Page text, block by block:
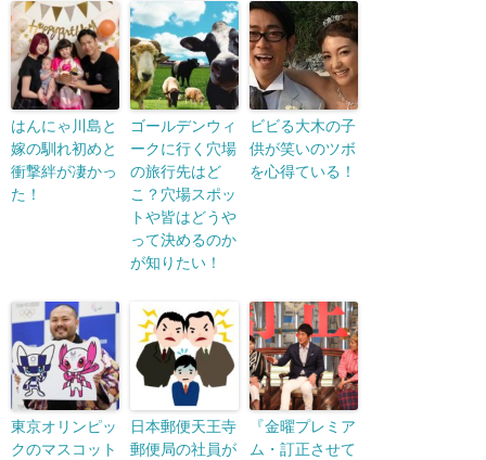
はんにゃ川島と
嫁の馴れ初めと
衝撃絆が凄かっ
た！
ゴールデンウィ
ークに行く穴場
の旅行先はど
こ？穴場スポッ
トや皆はどうや
って決めるのか
が知りたい！
ビビる大木の子
供が笑いのツボ
を心得ている！
東京オリンピッ
クのマスコット
日本郵便天王寺
郵便局の社員が
『金曜プレミア
ム・訂正させて